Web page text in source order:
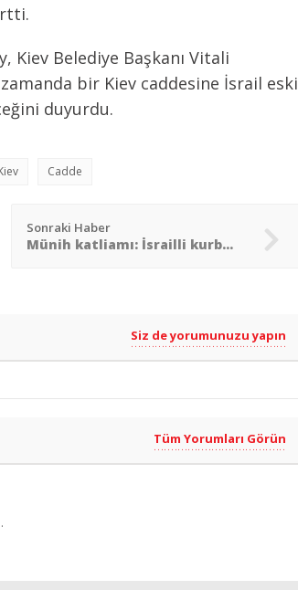
Kiev Belediye Başkanı Vitali
bir Kiev caddesine İsrail eski
duyurdu.
Cadde
Sonraki Haber
Münih katliamı: İsrailli kurbanların aileleri anma törenini boykot edecek
Siz de yorumunuzu yapın
Tüm Yorumları Görün